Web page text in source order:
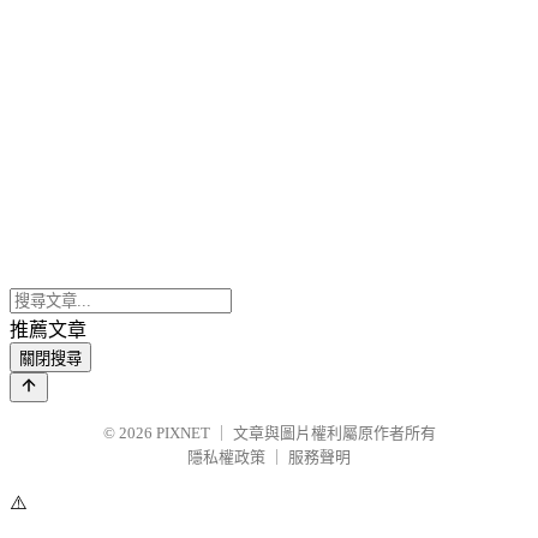
推薦文章
關閉搜尋
© 2026 PIXNET
文章與圖片權利屬原作者所有
隱私權政策
服務聲明
⚠️